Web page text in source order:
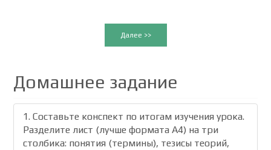
Далее >>
Домашнее задание
1. Составьте конспект по итогам изучения урока.
Разделите лист (лучше формата А4) на три
столбика: понятия (термины), тезисы теорий,